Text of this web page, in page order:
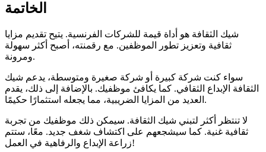
الخاتمة
شيك الثقافة هو أداة قيمة للشركات الفرنسية. يتيح تقديم مزايا
ثقافية وتعزيز تطور الموظفين. مع رقمنته، أصبح أكثر سهولة
ومرونة.
سواء كنت شركة كبيرة أو شركة صغيرة ومتوسطة، يدعم شيك
الثقافة الإبداع الثقافي. كما يكافئ موظفيك. بالإضافة إلى ذلك، يقدم
العديد من المزايا الضريبية، مما يجعله استثمارًا حكيمًا.
لا تنتظر أكثر لتبني شيك الثقافة. سيمكن ذلك موظفيك من تجربة
ثقافية غنية. كما سيشجعهم على اكتشاف شغف جديد. معًا، ستتم
زراعة الإبداع والرفاهية في العمل!